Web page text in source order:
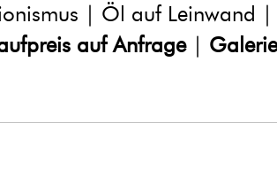
| Öl auf Leinwand
auf Anfrage|